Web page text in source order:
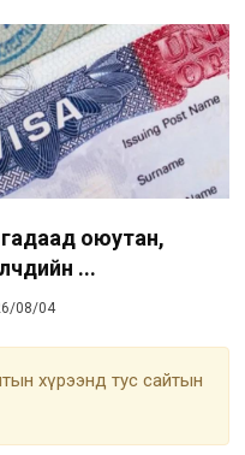
оюутан,
...
08/04
хүрээнд тус сайтын